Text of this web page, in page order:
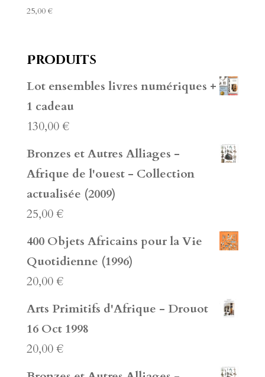
25,00 €
Produits
Lot ensembles livres numériques +
1 cadeau
130,00€
Bronzes et Autres Alliages -
Afrique de l'ouest - Collection
actualisée (2009)
25,00€
400 Objets Africains pour la Vie
Quotidienne (1996)
20,00€
Arts Primitifs d'Afrique - Drouot
16 Oct 1998
20,00€